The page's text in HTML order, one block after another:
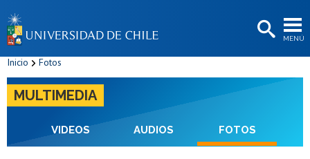
MENÚ
BIBLIOTECAS
Estudiantes
Inicio Fotos
MULTIMEDIA
VIDEOS AUDIOS FOTOS